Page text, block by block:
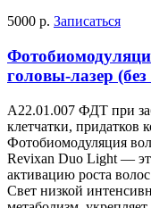
5000 р. Записаться
головы-лазер
А22.01.007 ФДТ при
клетчатки, придатков
Фотобиомодуляция
Revixan Duo Light —
активацию роста
Свет низкой